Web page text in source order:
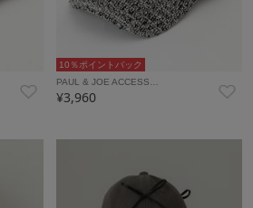
10％ポイントバック
PAUL & JOE ACCESS…
¥3,960